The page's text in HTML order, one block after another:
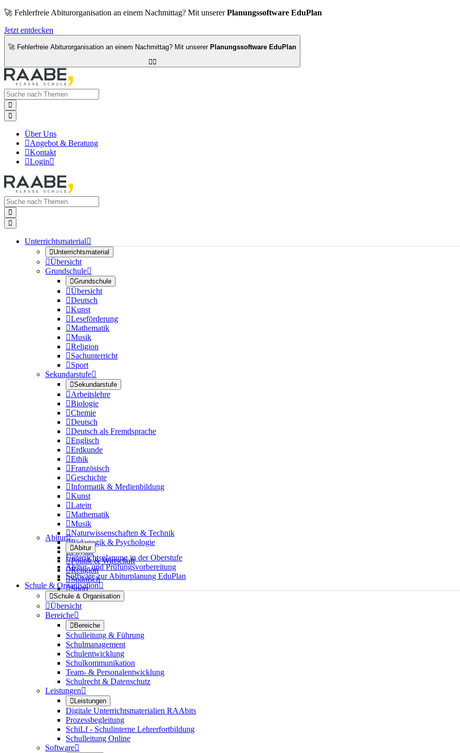
🚀 Fehlerfreie Abiturorganisation an einem Nachmittag? Mit unsererPlanungssoftware EduPlan
Jetzt entdecken
🚀 Fehlerfreie Abiturorganisation an einem Nachmittag? Mit unserer Planungssoftware EduPlan



Über Uns
Angebot & Beratung
Kontakt
Login


Unterrichtsmaterial
Unterrichtsmaterial
Übersicht
Grundschule
Grundschule
Übersicht
Deutsch
Kunst
Leseförderung
Mathematik
Musik
Religion
Sachunterricht
Sport
Sekundarstufe
Sekundarstufe
Arbeitslehre
Biologie
Chemie
Deutsch
Deutsch als Fremdsprache
Englisch
Erdkunde
Ethik
Französisch
Geschichte
Informatik & Medienbildung
Kunst
Latein
Mathematik
Musik
Naturwissenschaften & Technik
Pädagogik & Psychologie
Physik
Politik & Wirtschaft
Religion
Spanisch
Sport
Abitur
Abitur
Unterrichtsplanung in der Oberstufe
Abitur- und Prüfungsvorbereitung
Software zur Abiturplanung EduPlan
Schule & Organisation
Schule & Organisation
Übersicht
Bereiche
Bereiche
Schulleitung & Führung
Schulmanagement
Schulentwicklung
Schulkommunikation
Team- & Personalentwicklung
Schulrecht & Datenschutz
Leistungen
Leistungen
Digitale Unterrichtsmaterialien RAAbits
Prozessbegleitung
SchiLf - Schulinterne Lehrerfortbildung
Schulleitung Online
Software